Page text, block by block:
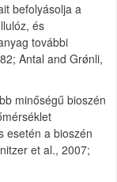
befolyásolja a
és
további
Antal and Grǿnli,
minőségű bioszén
esetén a bioszén
et al., 2007;